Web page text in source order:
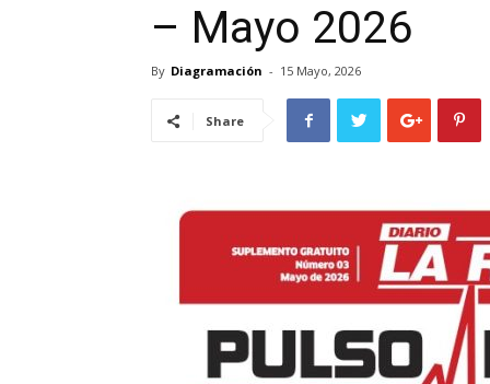
– Mayo 2026
By Diagramación - 15 Mayo, 2026
Share